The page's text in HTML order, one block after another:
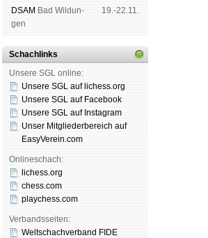
DSAM Bad Wil­dun­
gen
19.-22.11.
Schachlinks
Unsere SGL online:
Unsere SGL auf li­chess.org
Unsere SGL auf Face­book
Unsere SGL auf Insta­gram
Unser Mitgliederbereich auf
EasyVerein.com
Onlineschach:
lichess.org
chess.com
playchess.com
Verbandsseiten:
Weltschachverband FIDE